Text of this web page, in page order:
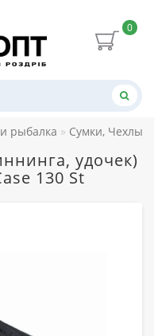
0
рыбалка Сумки, Чехлы,
удочек)
130 St